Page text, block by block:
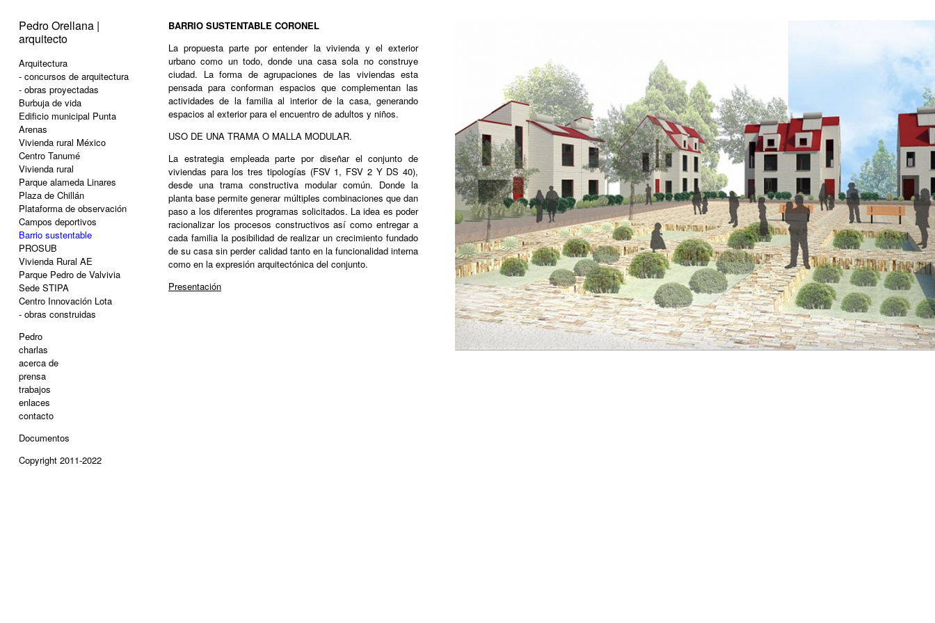
Pedro Orellana |
arquitecto
Arquitectura
- concursos de arquitectura
- obras proyectadas
Burbuja de vida
Edificio municipal Punta
Arenas
Vivienda rural México
Centro Tanumé
Vivienda rural
Parque alameda Linares
Plaza de Chillán
Plataforma de observación
Campos deportivos
Barrio sustentable
PROSUB
Vivienda Rural AE
Parque Pedro de Valvivia
Sede STIPA
Centro Innovación Lota
- obras construidas
Pedro
charlas
acerca de
prensa
trabajos
enlaces
contacto
Documentos
Copyright 2011-2022
BARRIO SUSTENTABLE CORONEL
La propuesta parte por entender la vivienda y el exterior
urbano como un todo, donde una casa sola no construye
ciudad. La forma de agrupaciones de las viviendas esta
pensada para conforman espacios que complementan las
actividades de la familia al interior de la casa, generando
espacios al exterior para el encuentro de adultos y niños.
USO DE UNA TRAMA O MALLA MODULAR.
La estrategia empleada parte por diseñar el conjunto de
viviendas para los tres tipologías (FSV 1, FSV 2 Y DS 40),
desde una trama constructiva modular común. Donde la
planta base permite generar múltiples combinaciones que dan
paso a los diferentes programas solicitados. La idea es poder
racionalizar los procesos constructivos así como entregar a
cada familia la posibilidad de realizar un crecimiento fundado
de su casa sin perder calidad tanto en la funcionalidad interna
como en la expresión arquitectónica del conjunto.
Presentación